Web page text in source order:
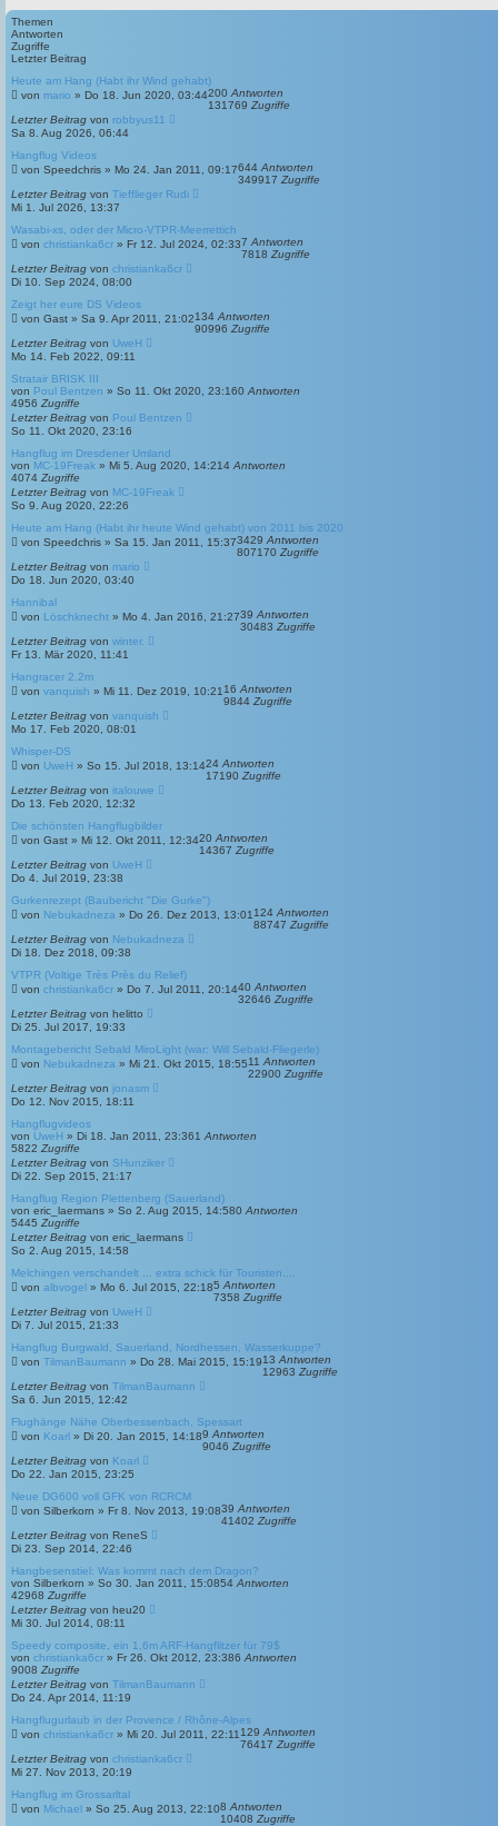
e
S
c
h
Themen
Antworten
Zugriffe
Letzter Beitrag
Heute am Hang (Habt ihr Wind gehabt)
von mario » Do 18. Jun 2020, 03:44200 Antworten
131769 Zugriffe
Letzter Beitrag von robbyus11
Sa 8. Aug 2026, 06:44
Hangflug Videos
von Speedchris » Mo 24. Jan 2011, 09:17644 Antworten
349917 Zugriffe
Letzter Beitrag von Tiefflieger Rudi
Mi 1. Jul 2026, 13:37
Wasabi-xs, oder der Micro-VTPR-Meerrettich
von christianka6cr » Fr 12. Jul 2024, 02:337 Antworten
7818 Zugriffe
Letzter Beitrag von christianka6cr
Di 10. Sep 2024, 08:00
Zeigt her eure DS Videos
von Gast » Sa 9. Apr 2011, 21:02134 Antworten
90996 Zugriffe
Letzter Beitrag von UweH
Mo 14. Feb 2022, 09:11
Stratair BRISK III
von Poul Bentzen » So 11. Okt 2020, 23:160 Antworten
4956 Zugriffe
Letzter Beitrag von Poul Bentzen
So 11. Okt 2020, 23:16
Hangflug im Dresdener Umland
von MC-19Freak » Mi 5. Aug 2020, 14:214 Antworten
4074 Zugriffe
Letzter Beitrag von MC-19Freak
So 9. Aug 2020, 22:26
Heute am Hang (Habt ihr heute Wind gehabt) von 2011 bis 2020
von Speedchris » Sa 15. Jan 2011, 15:373429 Antworten
807170 Zugriffe
Letzter Beitrag von mario
Do 18. Jun 2020, 03:40
Hannibal
von Löschknecht » Mo 4. Jan 2016, 21:2739 Antworten
30483 Zugriffe
Letzter Beitrag von winter.
Fr 13. Mär 2020, 11:41
Hangracer 2.2m
von vanquish » Mi 11. Dez 2019, 10:21 16 Antworten
9844 Zugriffe
Letzter Beitrag von vanquish
Mo 17. Feb 2020, 08:01
Whisper-DS
von UweH » So 15. Jul 2018, 13:1424 Antworten
17190 Zugriffe
Letzter Beitrag von italouwe
Do 13. Feb 2020, 12:32
Die schönsten Hangflugbilder
von Gast » Mi 12. Okt 2011, 12:3420 Antworten
14367 Zugriffe
Letzter Beitrag von UweH
Do 4. Jul 2019, 23:38
Gurkenrezept (Baubericht "Die Gurke")
von Nebukadneza » Do 26. Dez 2013, 13:01 124 Antworten
88747 Zugriffe
Letzter Beitrag von Nebukadneza
Di 18. Dez 2018, 09:38
VTPR (Voltige Très Près du Relief)
von christianka6cr » Do 7. Jul 2011, 20:1440 Antworten
32646 Zugriffe
Letzter Beitrag von helitto
Di 25. Jul 2017, 19:33
Montagebericht Sebald MiroLight (war: Will Sebald-Fliegerle)
von Nebukadneza » Mi 21. Okt 2015, 18:5511 Antworten
22900 Zugriffe
Letzter Beitrag von jonasm
Do 12. Nov 2015, 18:11
Hangflugvideos
von UweH » Di 18. Jan 2011, 23:361 Antworten
5822 Zugriffe
Letzter Beitrag von SHunziker
Di 22. Sep 2015, 21:17
Hangflug Region Plettenberg (Sauerland)
von eric_laermans » So 2. Aug 2015, 14:580 Antworten
5445 Zugriffe
Letzter Beitrag von eric_laermans
So 2. Aug 2015, 14:58
Melchingen verschandelt ... extra schick für Touristen....
von albvogel » Mo 6. Jul 2015, 22:185 Antworten
7358 Zugriffe
Letzter Beitrag von UweH
Di 7. Jul 2015, 21:33
Hangflug Burgwald, Sauerland, Nordhessen, Wasserkuppe?
von TilmanBaumann » Do 28. Mai 2015, 15:1913 Antworten
12963 Zugriffe
Letzter Beitrag von TilmanBaumann
Sa 6. Jun 2015, 12:42
Flughänge Nähe Oberbessenbach, Spessart
von Koarl » Di 20. Jan 2015, 14:189 Antworten
9046 Zugriffe
Letzter Beitrag von Koarl
Do 22. Jan 2015, 23:25
Neue DG600 voll GFK von RCRCM
von Silberkorn » Fr 8. Nov 2013, 19:0839 Antworten
41402 Zugriffe
Letzter Beitrag von ReneS
Di 23. Sep 2014, 22:46
Hangbesenstiel: Was kommt nach dem Dragon?
von Silberkorn » So 30. Jan 2011, 15:0854 Antworten
42968 Zugriffe
Letzter Beitrag von heu20
Mi 30. Jul 2014, 08:11
Speedy composite, ein 1,6m ARF-Hangflitzer für 79$
von christianka6cr » Fr 26. Okt 2012, 23:386 Antworten
9008 Zugriffe
Letzter Beitrag von TilmanBaumann
Do 24. Apr 2014, 11:19
Hangflugurlaub in der Provence / Rhône-Alpes
von christianka6cr » Mi 20. Jul 2011, 22:11 129 Antworten
76417 Zugriffe
Letzter Beitrag von christianka6cr
Mi 27. Nov 2013, 20:19
Hangflug im Grossarltal
von Michael » So 25. Aug 2013, 22:108 Antworten
10408 Zugriffe